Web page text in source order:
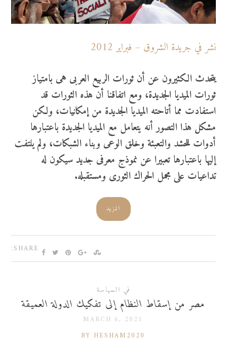
نشر في جريدة الشروق – فبراير 2012
يتحدث الكثيرون عن أن ثورات الربيع العربى هى بامتياز
ثورات الميديا الجديدة، ومع اتفاقنا أن هذه الثورات قد
استفادت مما أتاحته الميديا الجديدة من إمكانيات، ولكن
مشكل هذا التصور أنه يتعامل مع الميديا الجديدة باعتبارها
أدوات للحشد والتعبئة وخلق الوعى وبناء الشبكات، ولم يلتفت
إليها باعتبارها تعبيرا عن نموذج معرفى جديد سيكون له
تداعيات على مجمل الحراك الثورى ومستقبله.
المزيد
SHARE:
في السياسة
مصر من إسقاط النظام إلى تفكيك الدولة العميقة
MARCH 6, 2021
BY HESHAM2020